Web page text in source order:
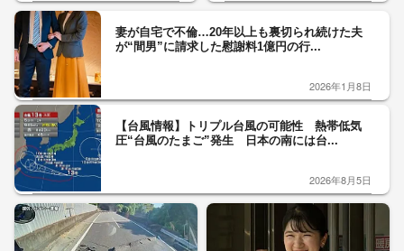
妻が自宅で不倫…20年以上も裏切られ続けた夫
が“間男”に請求した慰謝料1億円の行...
2026年1月8日
【台風情報】トリプル台風の可能性 熱帯低気
圧“台風のたまご”発生 日本の南には台...
2026年8月5日